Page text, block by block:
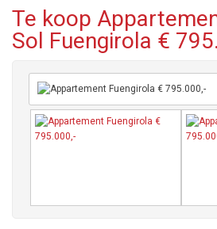
Te koop
Sol Fuengirola €